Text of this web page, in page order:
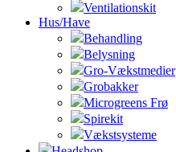
Ventilationskit
Hus/Have
Behandling
Belysning
Gro-Vækstmedier
Grobakker
Microgreens Frø
Spirekit
Vækstsysteme